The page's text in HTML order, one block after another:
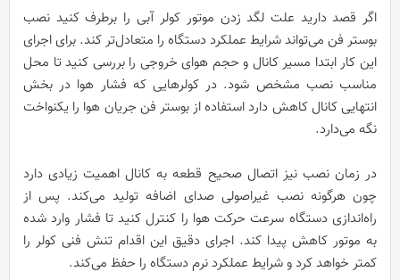
اگر قصد دارید علت لگد زدن موتور کولر آبی را برطرف کنید نصب
بوستر فن می‌تواند شرایط عملکرد دستگاه را متعادل‌تر کند. برای اجرای
این کار ابتدا مسیر کانال و حجم هوای خروجی را بررسی کنید تا محل
مناسب نصب مشخص شود. در کولرهایی که فشار هوا در بخش
انتهایی کانال کاهش دارد استفاده از بوستر فن جریان هوا را یکنواخت
نگه می‌دارد.
در زمان نصب نیز اتصال صحیح قطعه به کانال اهمیت زیادی دارد
چون هرگونه نصب غیراصولی صدای اضافه تولید می‌کند. پس از
راه‌اندازی دستگاه سرعت حرکت هوا را کنترل کنید تا فشار وارد شده
به موتور کاهش پیدا کند. اجرای دقیق این اقدام تنش فنی کولر را
کمتر خواهد کرد و شرایط عملکرد نرم دستگاه را حفظ می‌کند.